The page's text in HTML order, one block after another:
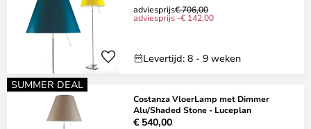
adviesprijs€ 706,00
adviesprijs -€ 142,00
Levertijd: 8 - 9 weken
SUMMER DEAL
Costanza VloerLamp met Dimmer
Alu/Shaded Stone - Luceplan
€ 540,00